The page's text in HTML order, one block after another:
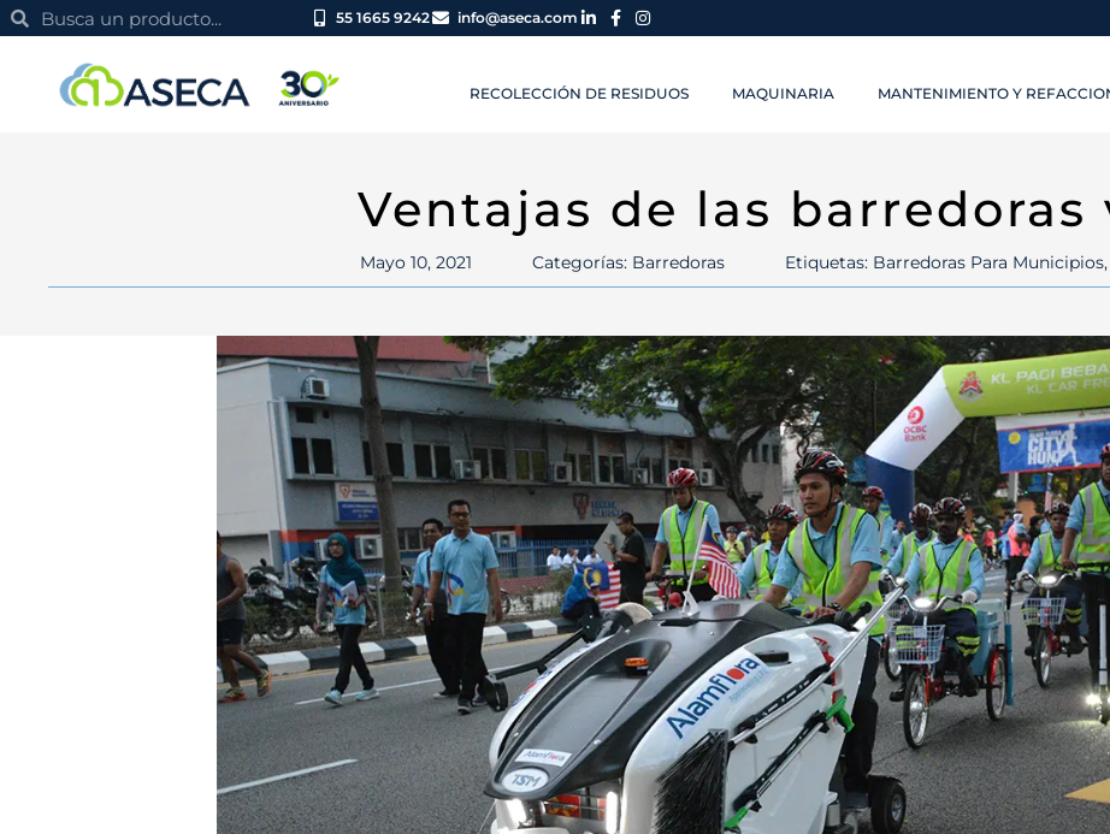
Ir
al
contenido
SearchSearch 55 1665 9242 info@aseca.com
RECOLECCIÓN DE RESIDUOS MAQUINARIA MANTENIMIENTO Y
Ventajas de las barredoras
Mayo 10, 2021 Categorías: Barredoras Etiquetas: Barredoras Para Municipios,